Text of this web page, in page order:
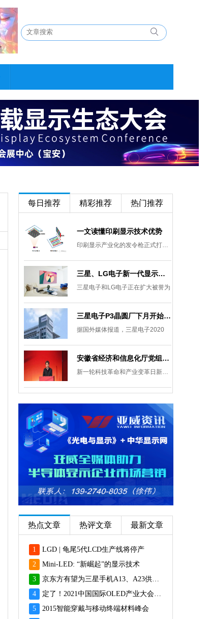
每日推荐 精彩推荐 热门推荐
一文读懂印刷显示技术优势
印刷显示产业化的发令枪正式打响。
三星、LG电子新一代显示发展目标：集中扩大Micro LED 应用产品线
三星电子和LG电子正在扩大被誉为
三星电子P3晶圆厂下月开始安装设备，计划下半年建成
据国外媒体报道，三星电子2020
安徽省经济和信息化厅党组成员、副厅长柯文斌：掌握显示技术发展主动权 打造新型显示产业制造集群
新一轮科技革命和产业变革日新月异
热点文章 热评文章 最新文章
1
LGD | 龟尾5代LCD生产线将停产
2
Mini-LED: “新崛起”的显示技术
3
京东方有望为三星手机A13、A23供应面板
4
定了！2021中国国际OLED产业大会12月重磅启幕
5
2015智能穿戴与移动终端材料峰会